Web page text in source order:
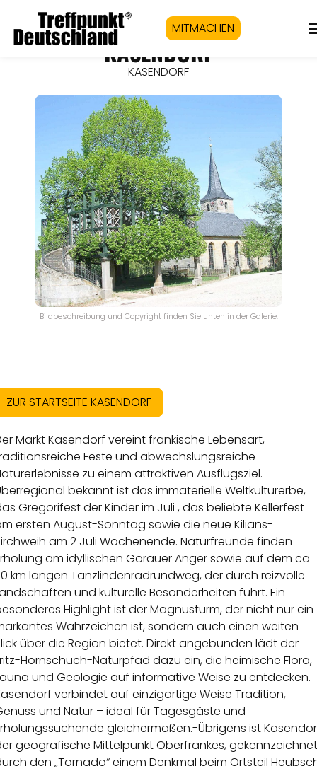
MITMACHEN
KASENDORF
KASENDORF
Bildbeschreibung und Copyright finden Sie unten in der Galerie.
ZUR STARTSEITE KASENDORF
Markt Kasendorf vereint fränkische Lebensart,
Feste und abwechslungsreiche
zu einem attraktiven Ausflugsziel.
bekannt ist das immaterielle Weltkulturerbe,
Gregorifest der Kinder im Juli , das beliebte Kellerfest
ersten August-Sonntag sowie die neue Kilians-
am 2 Juli Wochenende. Naturfreunde finden
am idyllischen Görauer Anger sowie auf dem ca
km langen Tanzlindenrad­rundweg, der durch reizvolle
und kulturelle Besonderheiten führt. Ein
Highlight ist der Magnusturm, der nicht nur ein
Wahrzeichen ist, sondern auch einen weiten
über die Region bietet. Direkt angebunden lädt der
Hornschuch-Naturpfad dazu ein, die heimische Flora,
und Geologie auf informative Weise zu entdecken.
verbindet auf einzigartige Weise Tradition,
und Natur – ideal für Tagesgäste und
gleichermaßen.-Übrigens ist
geografische Mittelpunkt Oberfrankes, gekennzeichnet
den „Tornado“ einem Denkmal beim Ortsteil